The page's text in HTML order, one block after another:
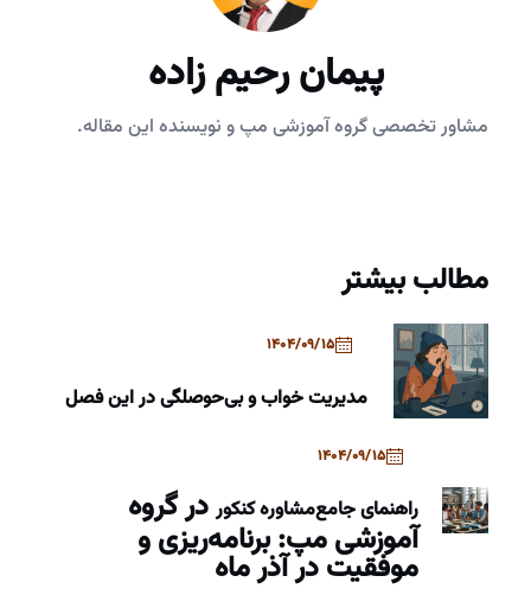
پیمان رحیم زاده
مشاور تخصصی گروه آموزشی مپ و نویسنده این مقاله.
مطالب بیشتر
1404/09/15
مدیریت خواب و بی‌حوصلگی در این فصل
1404/09/15
راهنمای جامعمشاوره کنکوردر گروه
آموزشی مپ: برنامه‌ریزی و
موفقیت در آذر ماه